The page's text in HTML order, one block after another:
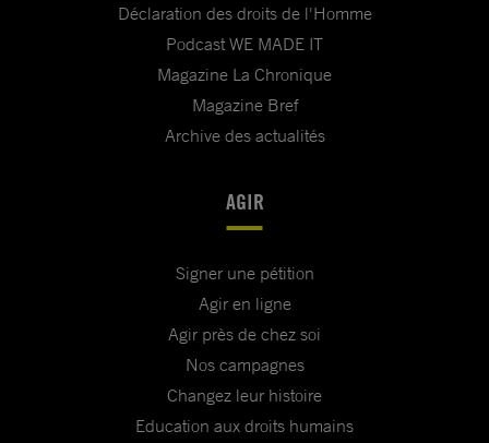
Déclaration des droits de l'Homme
Podcast WE MADE IT
Magazine La Chronique
Magazine Bref
Archive des actualités
AGIR
Signer une pétition
Agir en ligne
Agir près de chez soi
Nos campagnes
Changez leur histoire
Education aux droits humains